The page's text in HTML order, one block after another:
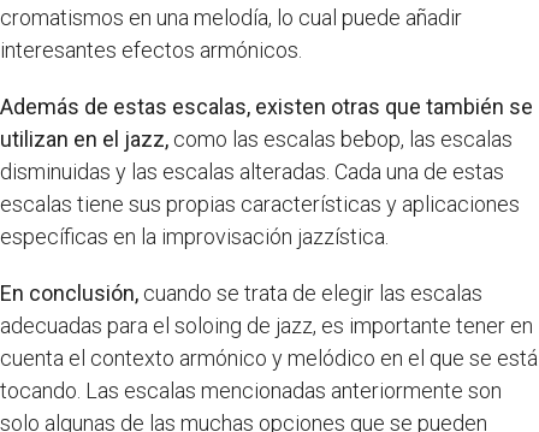
cromatismos en una melodía, lo cual puede añadir
interesantes efectos armónicos.
Además de estas escalas, existen otras que también se
utilizan en el jazz, como las escalas bebop, las escalas
disminuidas y las escalas alteradas. Cada una de estas
escalas tiene sus propias características y aplicaciones
específicas en la improvisación jazzística.
En conclusión, cuando se trata de elegir las escalas
adecuadas para el soloing de jazz, es importante tener en
cuenta el contexto armónico y melódico en el que se está
tocando. Las escalas mencionadas anteriormente son
solo algunas de las muchas opciones que se pueden